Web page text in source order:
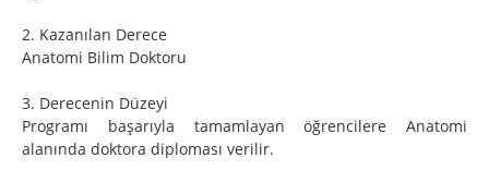
2. Kazanılan Derece
Anatomi Bilim Doktoru
3. Derecenin Düzeyi
Programı başarıyla tamamlayan öğrencilere Anatomi
alanında doktora diploması verilir.